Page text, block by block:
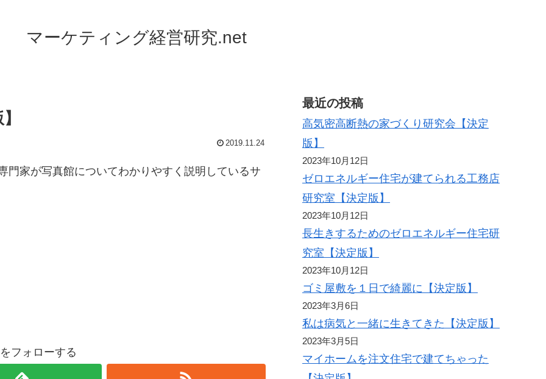
マーケティング経営研究.net
2019.11.24
門家が写真館についてわかりやすく説明しているサ
フォローする
最近の投稿
高気密高断熱の家づくり研究会【決定
版】
2023年10月12日
ゼロエネルギー住宅が建てられる工務店
研究室【決定版】
2023年10月12日
長生きするためのゼロエネルギー住宅研
究室【決定版】
2023年10月12日
ゴミ屋敷を１日で綺麗に【決定版】
2023年3月6日
私は病気と一緒に生きてきた【決定版】
2023年3月5日
マイホームを注文住宅で建てちゃった